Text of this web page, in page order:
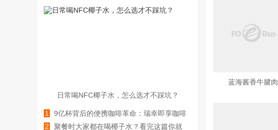
蓝海酱香牛腱肉
日常喝NFC椰子水，怎么选才不踩坑？
1
9亿杯背后的便携咖啡革命：瑞幸即享咖啡
液如何跑出双位数高增长？
2
聚餐时大家都在喝椰子水？看完这篇你就